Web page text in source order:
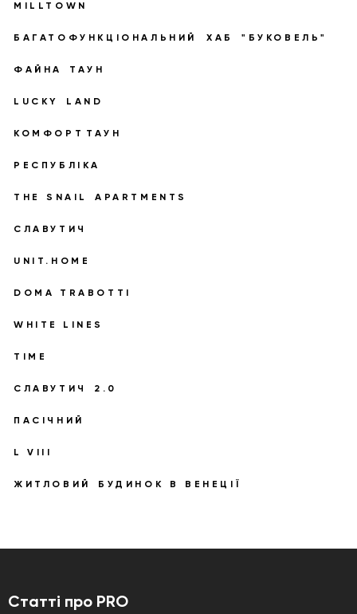
MILLTOWN
БАГАТОФУНКЦІОНАЛЬНИЙ
­ ХАБ
­ "БУКОВЕЛЬ"
ФАЙНА
­ ТАУН
LUCKY
­ LAND
КОМФОРТ
­ ТАУН
РЕСПУБЛІКА
THE
­ SNAIL
­ APARTMENTS
СЛАВУТИЧ
UNIT.HOME
DOMA
­ TRABOTTI
WHITE
­ LINES
TIME
СЛАВУТИЧ
­ 2.0
ПАСІЧНИЙ
L­ VIII
ЖИТЛОВИЙ
­ БУДИНОК
­ В
­ ВЕНЕЦІЇ
Статті про PRO